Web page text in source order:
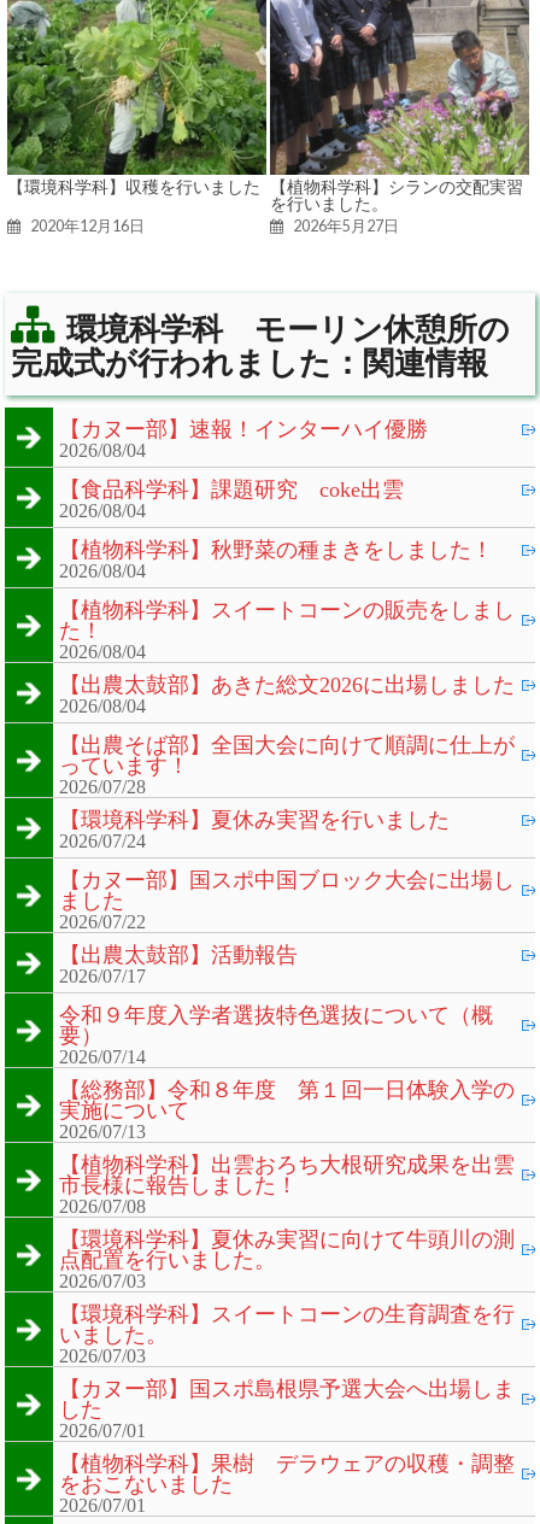
【環境科学科】収穫を行いました
2020年12月16日
【植物科学科】シランの交配実習
を行いました。
2026年5月27日
環境科学科 モーリン休憩所の
完成式が行われました：関連情報
【カヌー部】速報！インターハイ優勝
2026/08/04
【食品科学科】課題研究 coke出雲
2026/08/04
【植物科学科】秋野菜の種まきをしました！
2026/08/04
【植物科学科】スイートコーンの販売をしまし
た！
2026/08/04
【出農太鼓部】あきた総文2026に出場しました
2026/08/04
【出農そば部】全国大会に向けて順調に仕上が
っています！
2026/07/28
【環境科学科】夏休み実習を行いました
2026/07/24
【カヌー部】国スポ中国ブロック大会に出場し
ました
2026/07/22
【出農太鼓部】活動報告
2026/07/17
令和９年度入学者選抜特色選抜について（概
要）
2026/07/14
【総務部】令和８年度 第１回一日体験入学の
実施について
2026/07/13
【植物科学科】出雲おろち大根研究成果を出雲
市長様に報告しました！
2026/07/08
【環境科学科】夏休み実習に向けて牛頭川の測
点配置を行いました。
2026/07/03
【環境科学科】スイートコーンの生育調査を行
いました。
2026/07/03
【カヌー部】国スポ島根県予選大会へ出場しま
した
2026/07/01
【植物科学科】果樹 デラウェアの収穫・調整
をおこないました
2026/07/01